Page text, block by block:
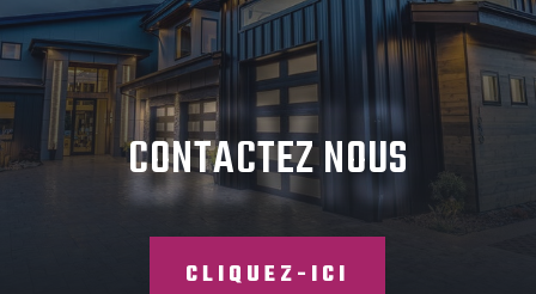
DEVIS
CONTACTEZ NOUS
CLIQUEZ-ICI